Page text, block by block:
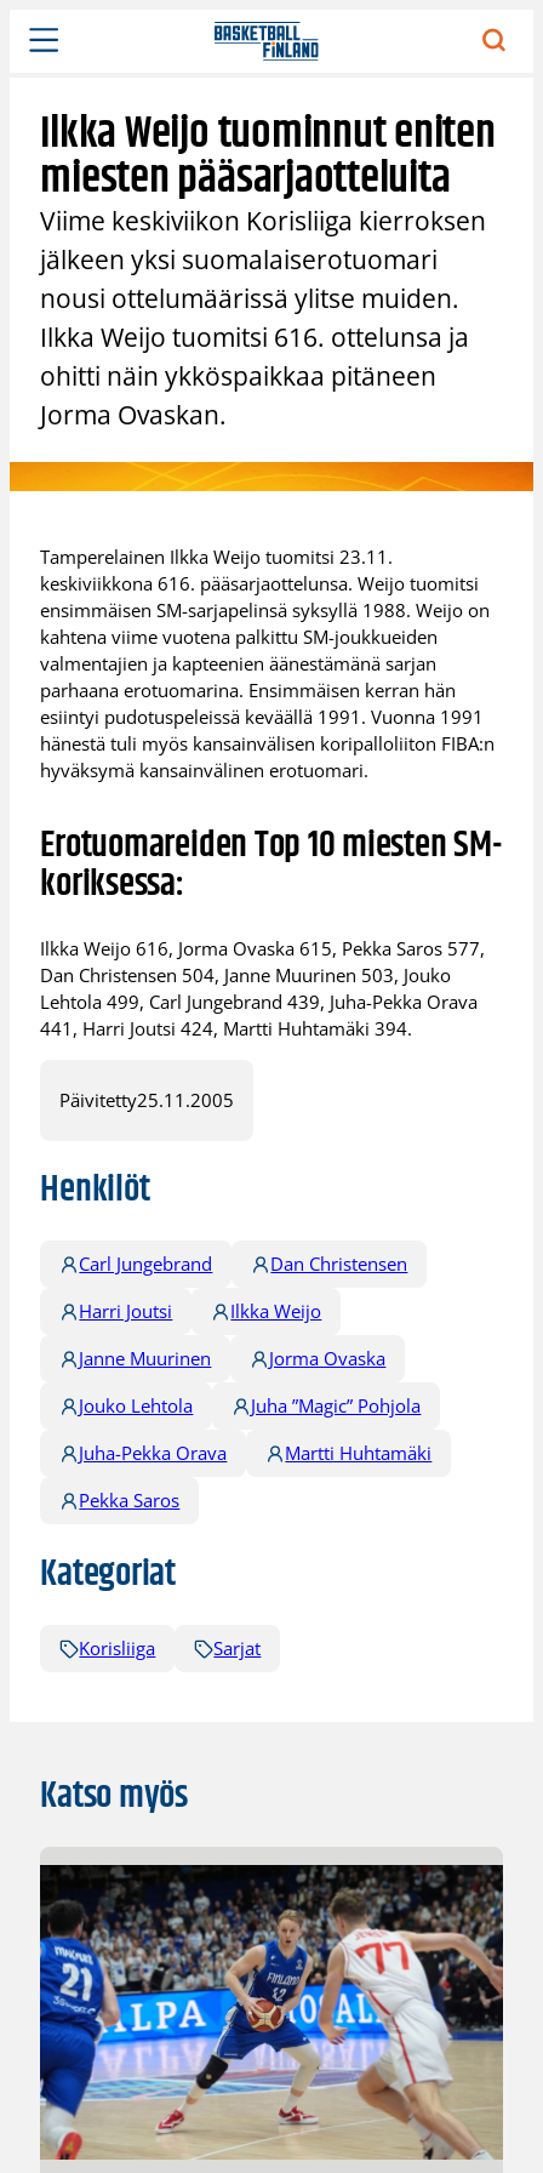
Siirry
sisältöön
Ilkka Weijo tuominnut eniten
miesten pääsarjaotteluita
Viime keskiviikon Korisliiga kierroksen
jälkeen yksi suomalaiserotuomari
nousi ottelumäärissä ylitse muiden.
Ilkka Weijo tuomitsi 616. ottelunsa ja
ohitti näin ykköspaikkaa pitäneen
Jorma Ovaskan.
Tamperelainen Ilkka Weijo tuomitsi 23.11.
keskiviikkona 616. pääsarjaottelunsa. Weijo tuomitsi
ensimmäisen SM-sarjapelinsä syksyllä 1988. Weijo on
kahtena viime vuotena palkittu SM-joukkueiden
valmentajien ja kapteenien äänestämänä sarjan
parhaana erotuomarina. Ensimmäisen kerran hän
esiintyi pudotuspeleissä keväällä 1991. Vuonna 1991
hänestä tuli myös kansainvälisen koripalloliiton FIBA:n
hyväksymä kansainvälinen erotuomari.
Erotuomareiden Top 10 miesten SM-
koriksessa:
Ilkka Weijo 616, Jorma Ovaska 615, Pekka Saros 577,
Dan Christensen 504, Janne Muurinen 503, Jouko
Lehtola 499, Carl Jungebrand 439, Juha-Pekka Orava
441, Harri Joutsi 424, Martti Huhtamäki 394.
Päivitetty25.11.2005
Henkilöt
Carl Jungebrand
Dan Christensen
Harri Joutsi
Ilkka Weijo
Janne Muurinen
Jorma Ovaska
Jouko Lehtola
Juha ”Magic” Pohjola
Juha-Pekka Orava
Martti Huhtamäki
Pekka Saros
Kategoriat
Korisliiga Sarjat
Katso myös